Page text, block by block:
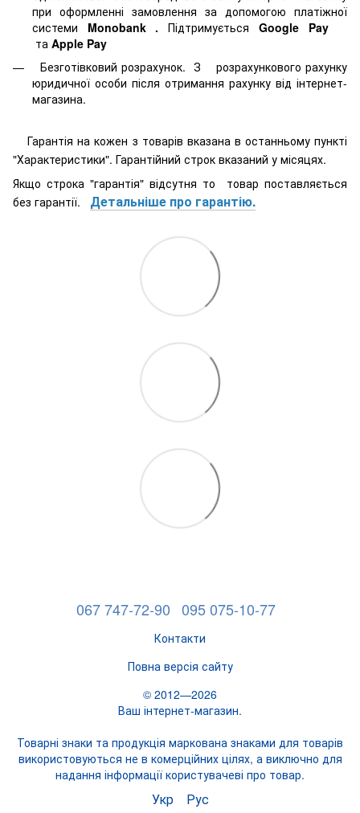
при оформленні замовлення за допомогою платіжної
системи Monobank .Підтримується Google Pay
та Apple Pay
Безготівковий розрахунок. З розрахункового рахунку
юридичної особи після отримання рахунку від інтернет-
магазина.
Гарантія на кожен з товарів вказана в останньому пункті
"Характеристики". Гарантійний строк вказаний у місяцях.
Якщо строка "гарантія" відсутня то товар поставляється
без гарантії. Детальніше про гарантію.
067 747-72-90 095 075-10-77
Контакти
Повна версія сайту
© 2012—2026
Ваш інтернет-магазин.
Товарні знаки та продукція маркована знаками для товарів
використовуються не в комерційних цілях, а виключно для
надання інформації користувачеві про товар.
Укр Рус